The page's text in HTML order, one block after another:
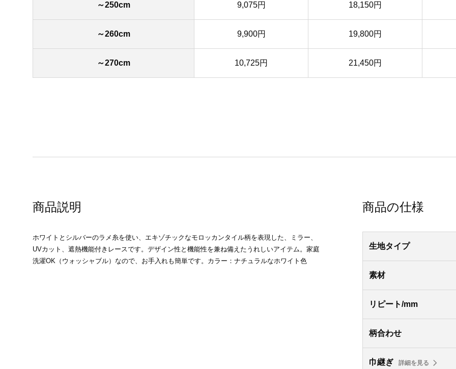
～250cm 9,075円 18,150円
～260cm 9,900円 19,800円
～270cm 10,725円 21,450円
商品説明
ホワイトとシルバーのラメ糸を使い、エキゾチックなモロッカンタイル柄を表現した、ミラー、
UVカット、遮熱機能付きレースです。デザイン性と機能性を兼ね備えたうれしいアイテム。家庭
洗濯OK（ウォッシャブル）なので、お手入れも簡単です。カラー：ナチュラルなホワイト色
商品の仕様
生地タイプ
素材
リピート/mm
柄合わせ
巾継ぎ 詳細を見る